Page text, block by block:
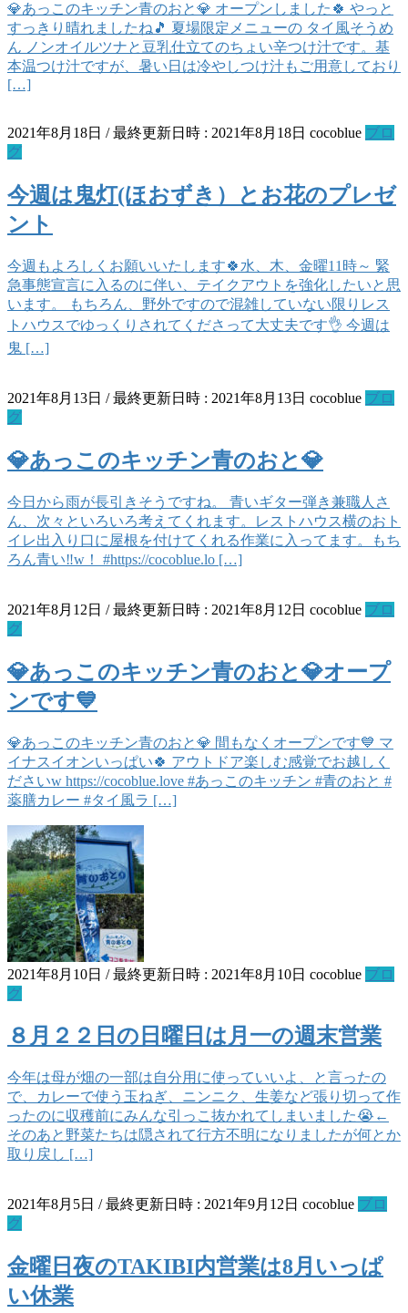
💎あっこのキッチン青のおと💎 オープンしました🍀 やっと
すっきり晴れましたね🎵 夏場限定メニューの タイ風そうめ
ん ノンオイルツナと豆乳仕立てのちょい辛つけ汁です。基
本温つけ汁ですが、暑い日は冷やしつけ汁もご用意しており
[…]
2021年8月18日 / 最終更新日時 : 2021年8月18日 cocoblue ブロ
グ
今週は鬼灯(ほおずき）とお花のプレゼ
ント
今週もよろしくお願いいたします🍀水、木、金曜11時～ 緊
急事態宣言に入るのに伴い、テイクアウトを強化したいと思
います。 もちろん、野外ですので混雑していない限りレス
トハウスでゆっくりされてくださって大丈夫です👌 今週は
鬼 […]
2021年8月13日 / 最終更新日時 : 2021年8月13日 cocoblue ブロ
グ
💎あっこのキッチン青のおと💎
今日から雨が長引きそうですね。 青いギター弾き兼職人さ
ん、次々といろいろ考えてくれます。レストハウス横のおト
イレ出入り口に屋根を付けてくれる作業に入ってます。もち
ろん青い‼️w！ #https://cocoblue.lo […]
2021年8月12日 / 最終更新日時 : 2021年8月12日 cocoblue ブロ
グ
💎あっこのキッチン青のおと💎オープ
ンです💙
💎あっこのキッチン青のおと💎 間もなくオープンです💙 マ
イナスイオンいっぱい🍀 アウトドア楽しむ感覚でお越しく
ださいw https://cocoblue.love #あっこのキッチン #青のおと #
薬膳カレー #タイ風ラ […]
2021年8月10日 / 最終更新日時 : 2021年8月10日 cocoblue ブロ
グ
８月２２日の日曜日は月一の週末営業
今年は母が畑の一部は自分用に使っていいよ、と言ったの
で、カレーで使う玉ねぎ、ニンニク、生姜など張り切って作
ったのに収穫前にみんな引っこ抜かれてしまいました😭←
そのあと野菜たちは隠されて行方不明になりましたが何とか
取り戻し […]
2021年8月5日 / 最終更新日時 : 2021年9月12日 cocoblue ブロ
グ
金曜日夜のTAKIBI内営業は8月いっぱ
い休業